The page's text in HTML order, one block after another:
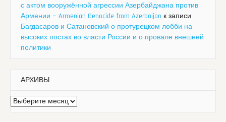
с актом вооружённой агрессии Азербайджана против
Армении — Armenian Genocide from Azerbaijan к записи
Багдасаров и Сатановский о протурецком лобби на
высоких постах во власти России и о провале внешней
политики
АРХИВЫ
Архивы